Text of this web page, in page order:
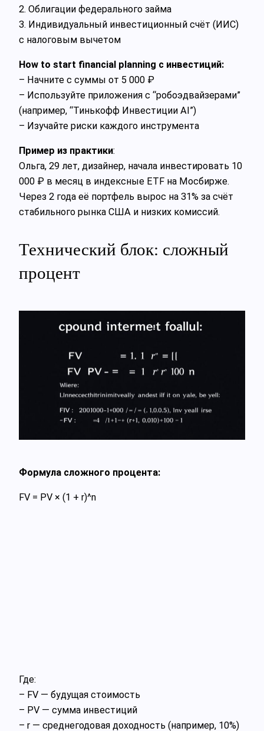
2. Облигации федерального займа
3. Индивидуальный инвестиционный счёт (ИИС)
с налоговым вычетом
How to start financial planning с инвестиций:
– Начните с суммы от 5 000 ₽
– Используйте приложения с “робоэдвайзерами”
(например, “Тинькофф Инвестиции AI”)
– Изучайте риски каждого инструмента
Пример из практики:
Ольга, 29 лет, дизайнер, начала инвестировать 10
000 ₽ в месяц в индексные ETF на Мосбирже.
Через 2 года её портфель вырос на 31% за счёт
стабильного рынка США и низких комиссий.
Технический блок: сложный
процент
Формула сложного процента:
FV = PV × (1 + r)^n
Где:
– FV — будущая стоимость
– PV — сумма инвестиций
– r — среднегодовая доходность (например, 10%)